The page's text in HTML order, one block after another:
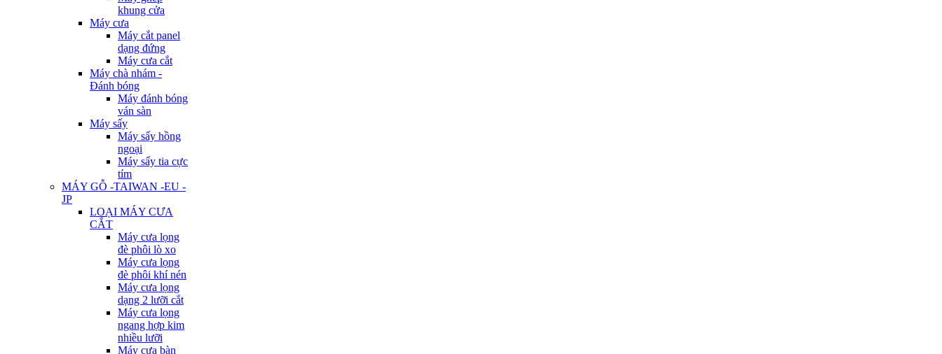
khung cửa
Máy cưa
Máy cắt panel
dạng đứng
Máy cưa cắt
Máy chà nhám -
Đánh bóng
Máy đánh bóng
ván sàn
Máy sấy
Máy sấy hồng
ngoại
Máy sấy tia cực
tím
MÁY GỖ -TAIWAN -EU -
JP
LOẠI MÁY CƯA
CẮT
Máy cưa lọng
đè phôi lò xo
Máy cưa lọng
đè phôi khí nén
Máy cưa lọng
dạng 2 lưỡi cắt
Máy cưa lọng
ngang hợp kim
nhiều lưỡi
Máy cưa bàn